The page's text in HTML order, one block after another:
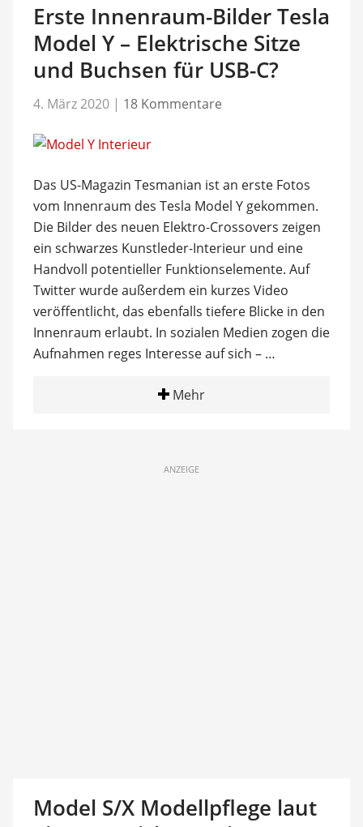
Erste Innenraum-Bilder Tesla
Model Y – Elektrische Sitze
und Buchsen für USB-C?
4. März 2020 | 18 Kommentare
Das US-Magazin Tesmanian ist an erste Fotos
vom Innenraum des Tesla Model Y gekommen.
Die Bilder des neuen Elektro-Crossovers zeigen
ein schwarzes Kunstleder-Interieur und eine
Handvoll potentieller Funktionselemente. Auf
Twitter wurde außerdem ein kurzes Video
veröffentlicht, das ebenfalls tiefere Blicke in den
Innenraum erlaubt. In sozialen Medien zogen die
Aufnahmen reges Interesse auf sich – …
Mehr
ANZEIGE
Model S/X Modellpflege laut